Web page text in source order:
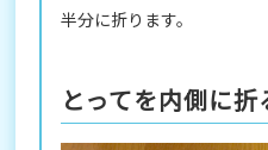
半分に折ります。
とってを内側に折